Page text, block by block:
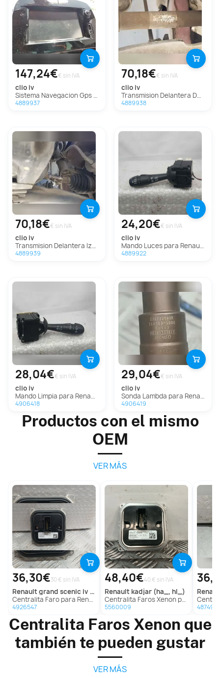
147,24€€ sin IVA
clio iv
Sistema Navegacion Gps Para Renault Clio Iv
4889937
70,18€€ sin IVA
clio iv
Transmision Delantera Derecha Para Renault Clio Iv
4889938
70,18€€ sin IVA
clio iv
Transmision Delantera Izquierda Para Renault Clio Iv
4889939
24,20€€ sin IVA
clio iv
Mando Luces para Renault Clio Iv
4889922
28,04€€ sin IVA
clio iv
Mando Limpia para Renault Clio Iv
4906418
29,04€€ sin IVA
clio iv
Sonda Lambda para Renault Clio Iv
4906419
Productos con el mismo
OEM
VER MÁS
36,30€30 € sin IVA
renaultgrand scenic iv (r9_)
Centralita Faro para Renault Grand Scénic Iv (R9_)
4926547
48,40€40 € sin IVA
renault kadjar (ha_, hl_)
Centralita Faros Xenon para Renault Kadjar (Ha_, Hl_)
5560009
Centralita
Centralita Faros Xenon que
también te pueden gustar
VER MÁS